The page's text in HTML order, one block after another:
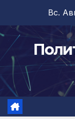
содержимому
Вс.